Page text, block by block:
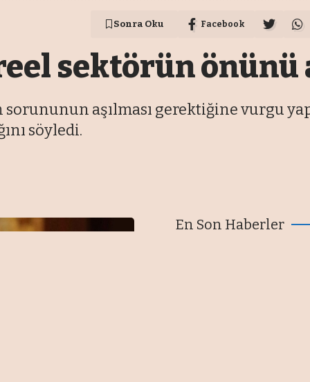
Sonra Oku Facebook
sektörün önünü
aşılması gerektiğine vurgu
söyledi.
En Son Haberler